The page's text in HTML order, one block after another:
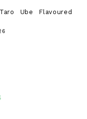
Ube Flavoured